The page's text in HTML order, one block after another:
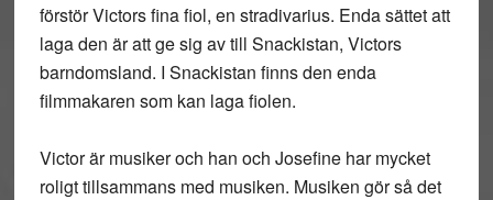
förstör Victors fina fiol, en stradivarius. Enda sättet att
laga den är att ge sig av till Snackistan, Victors
barndomsland. I Snackistan finns den enda
filmmakaren som kan laga fiolen.
Victor är musiker och han och Josefine har mycket
roligt tillsammans med musiken. Musiken gör så det